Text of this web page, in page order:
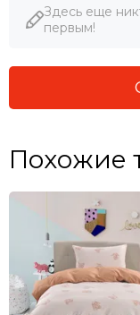
Здесь еще
первым!
Похожие